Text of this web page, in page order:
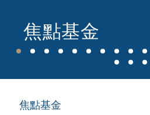
投資智慧
投資者教育
焦點基金
焦點基金